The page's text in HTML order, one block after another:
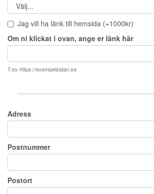
Jag vill ha länk till hemsida (+1000kr)
Om ni klickat i ovan, ange er länk här
T.ex https://exempelsidan.se
Adress
Postnummer
Postort